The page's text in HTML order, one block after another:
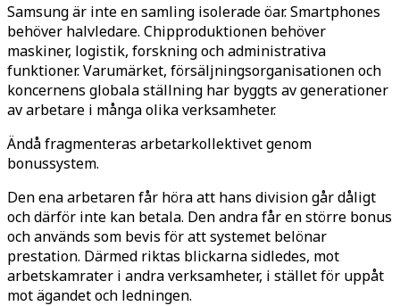
Samsung är inte en samling isolerade öar. Smartphones
behöver halvledare. Chipproduktionen behöver
maskiner, logistik, forskning och administrativa
funktioner. Varumärket, försäljningsorganisationen och
koncernens globala ställning har byggts av generationer
av arbetare i många olika verksamheter.
Ändå fragmenteras arbetarkollektivet genom
bonussystem.
Den ena arbetaren får höra att hans division går dåligt
och därför inte kan betala. Den andra får en större bonus
och används som bevis för att systemet belönar
prestation. Därmed riktas blickarna sidledes, mot
arbetskamrater i andra verksamheter, i stället för uppåt
mot ägandet och ledningen.